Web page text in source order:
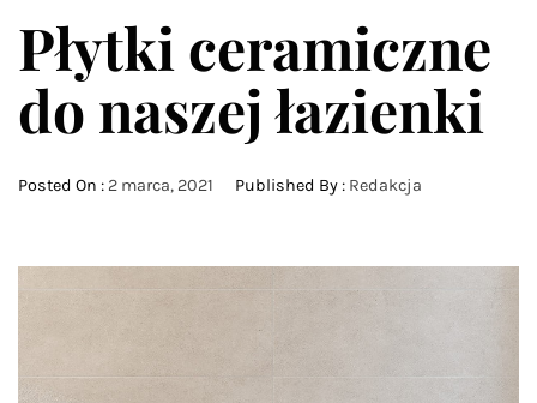
Płytki ceramiczne
do naszej łazienki
Posted On : 2 marca, 2021 Published By : Redakcja